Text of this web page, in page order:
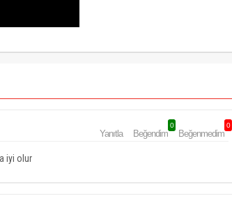
Yanıtla Beğendim
0
Beğenmedim
0
iyi olur